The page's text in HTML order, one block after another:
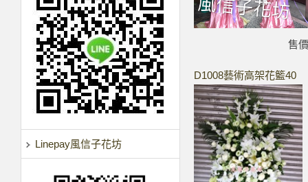
Linepay風信子花坊
售
D1008藝術高架花籃40